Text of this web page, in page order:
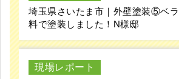
埼玉県さいたま市｜外壁塗装⑤ベ
料で塗装しました！N様邸
現場レポート